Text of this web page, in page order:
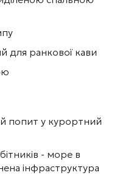
для ранкової кави
попит у курортний
- море в
інфраструктура